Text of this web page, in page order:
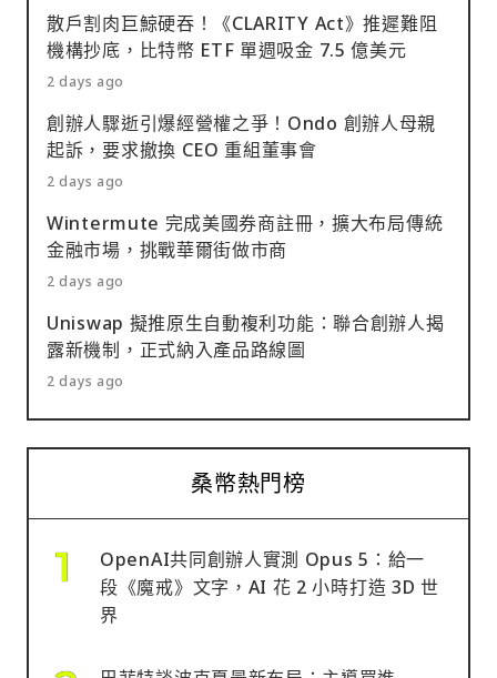
散戶割肉巨鯨硬吞！《CLARITY Act》推遲難阻
機構抄底，比特幣 ETF 單週吸金 7.5 億美元
2 days ago
創辦人驟逝引爆經營權之爭！Ondo 創辦人母親
起訴，要求撤換 CEO 重組董事會
2 days ago
Wintermute 完成美國券商註冊，擴大布局傳統
金融市場，挑戰華爾街做市商
2 days ago
Uniswap 擬推原生自動複利功能：聯合創辦人揭
露新機制，正式納入產品路線圖
2 days ago
桑幣熱門榜
OpenAI共同創辦人實測 Opus 5：給一
段《魔戒》文字，AI 花 2 小時打造 3D 世
界